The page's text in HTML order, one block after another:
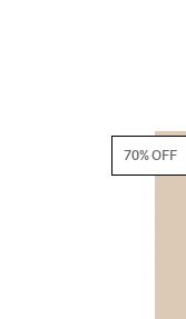
70% OFF